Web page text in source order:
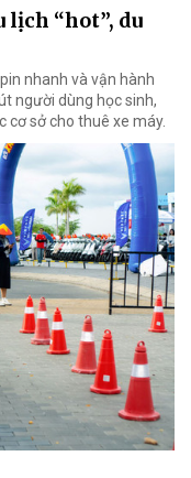
lịch “hot”, du
nhanh và vận hành
người dùng học sinh,
cơ sở cho thuê xe máy.